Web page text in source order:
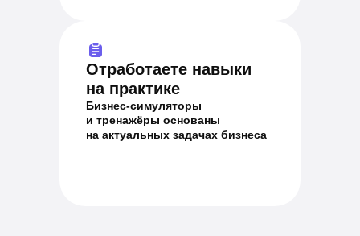
Отработаете навыки
на практике
Бизнес-симуляторы
и тренажёры основаны
на актуальных задачах бизнеса